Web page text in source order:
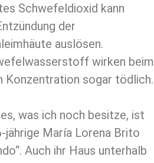
Schwefeldioxid kann
der
auslösen.
wirken beim
Konzentration sogar tödlich.
was ich noch besitze, ist
jährige María Lorena Brito
Auch ihr Haus unterhalb